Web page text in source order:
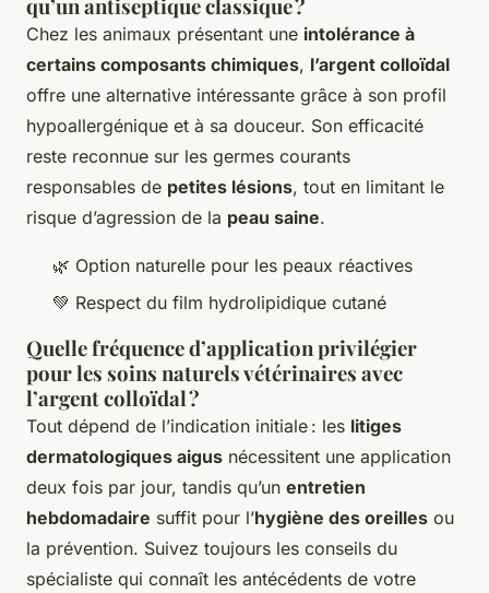
qu’un antiseptique classique ?
Chez les animaux présentant une intolérance à
certains composants chimiques, l’argent colloïdal
offre une alternative intéressante grâce à son profil
hypoallergénique et à sa douceur. Son efficacité
reste reconnue sur les germes courants
responsables de petites lésions, tout en limitant le
risque d’agression de la peau saine.
🌿 Option naturelle pour les peaux réactives
💚 Respect du film hydrolipidique cutané
Quelle fréquence d’application privilégier
pour les soins naturels vétérinaires avec
l’argent colloïdal ?
Tout dépend de l’indication initiale : les litiges
dermatologiques aigus nécessitent une application
deux fois par jour, tandis qu’un entretien
hebdomadaire suffit pour l’hygiène des oreilles ou
la prévention. Suivez toujours les conseils du
spécialiste qui connaît les antécédents de votre